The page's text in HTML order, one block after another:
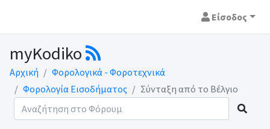
Είσοδος
myKodiko
Αρχική
Φορολογικά - Φοροτεχνικά
Φορολογία Εισοδήματος
Σύνταξη από το Βέλγιο